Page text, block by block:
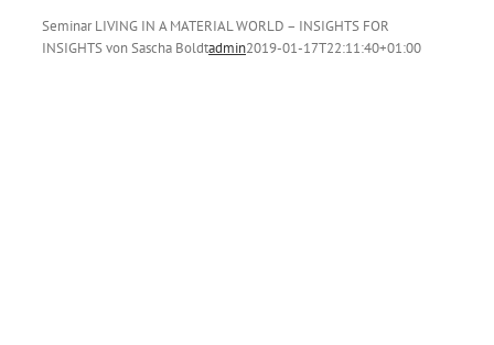
Seminar LIVING IN A MATERIAL WORLD – INSIGHTS FOR
INSIGHTS von Sascha Boldtadmin2019-01-17T22:11:40+01:00